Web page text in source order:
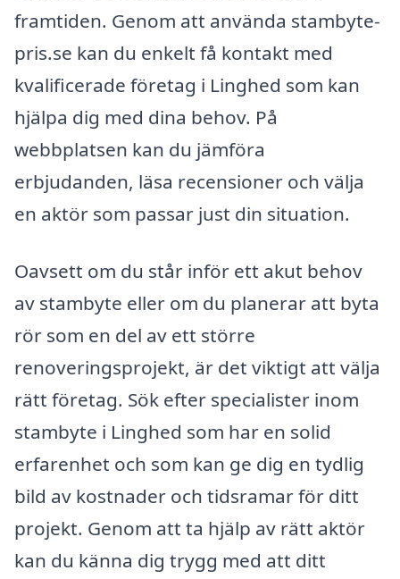
framtiden. Genom att använda stambyte-
pris.se kan du enkelt få kontakt med
kvalificerade företag i Linghed som kan
hjälpa dig med dina behov. På
webbplatsen kan du jämföra
erbjudanden, läsa recensioner och välja
en aktör som passar just din situation.
Oavsett om du står inför ett akut behov
av stambyte eller om du planerar att byta
rör som en del av ett större
renoveringsprojekt, är det viktigt att välja
rätt företag. Sök efter specialister inom
stambyte i Linghed som har en solid
erfarenhet och som kan ge dig en tydlig
bild av kostnader och tidsramar för ditt
projekt. Genom att ta hjälp av rätt aktör
kan du känna dig trygg med att ditt